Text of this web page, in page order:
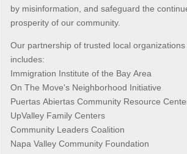
by misinformation, and safeguard the
prosperity of our community.
Our partnership of trusted local organizations
includes:
Immigration Institute of the Bay Area
On The Move's Neighborhood Initiative
Puertas Abiertas Community Resource
UpValley Family Centers
Community Leaders Coalition
Napa Valley Community Foundation